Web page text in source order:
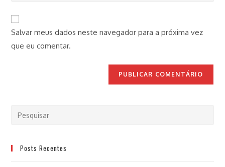
para
comentar
para
comentar
do
seu
site
Salvar meus dados neste navegador para a próxima vez
que eu comentar.
Posts Recentes